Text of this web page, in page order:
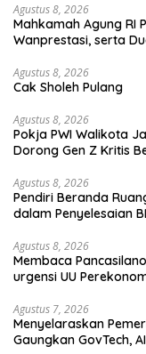
Agustus 8, 2026
Mahkamah Agung RI
Wanprestasi, serta
Agustus 8, 2026
Cak Sholeh Pulang
Agustus 8, 2026
Pokja PWI Walikota
Dorong Gen Z Kritis
Agustus 8, 2026
Pendiri Beranda
dalam Penyelesaian
Agustus 8, 2026
Membaca
urgensi UU
Agustus 7, 2026
Menyelaraskan
Gaungkan GovTech,